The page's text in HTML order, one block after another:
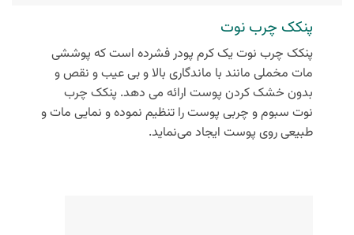
پنکک چرب نوت
پنکک چرب نوت یک کرم پودر فشرده است که پوششی
مات مخملی مانند با ماندگاری بالا و بی عیب و نقص و
بدون خشک کردن پوست ارائه می دهد. پنکک چرب
نوت سبوم و چربی پوست را تنظیم نموده و نمایی مات و
طبیعی روی پوست ایجاد می‌نماید.